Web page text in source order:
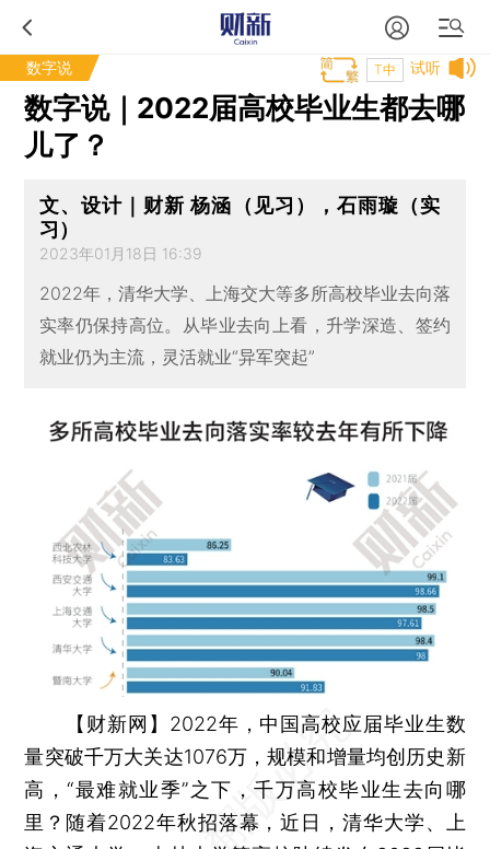
数字说 试听
T中
数字说｜2022届高校毕业生都去哪
儿了？
文、设计｜财新 杨涵（见习），石雨璇（实
习）
2023年01月18日 16:39
2022年，清华大学、上海交大等多所高校毕业去向落
实率仍保持高位。从毕业去向上看，升学深造、签约
就业仍为主流，灵活就业“异军突起”
【财新网】 2022年，中国高校应届毕业生数
量突破千万大关达1076万，规模和增量均创历史新
高，“最难就业季”之下，千万高校毕业生去向哪
里？随着2022年秋招落幕，近日，清华大学、上